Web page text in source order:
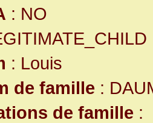
: NO
: Louis
de famille :
de famille :